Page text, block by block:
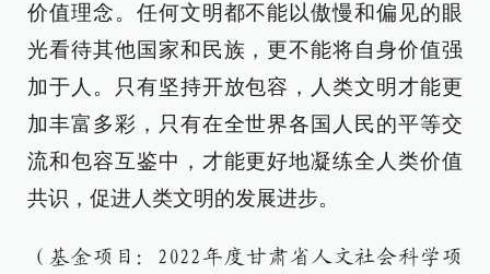
价值理念。任何文明都不能以傲慢和偏见的眼
光看待其他国家和民族，更不能将自身价值强
加于人。只有坚持开放包容，人类文明才能更
加丰富多彩，只有在全世界各国人民的平等交
流和包容互鉴中，才能更好地凝练全人类价值
共识，促进人类文明的发展进步。
（基金项目：2022年度甘肃省人文社会科学项